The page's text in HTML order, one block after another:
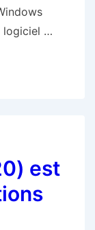
logiciel …
est